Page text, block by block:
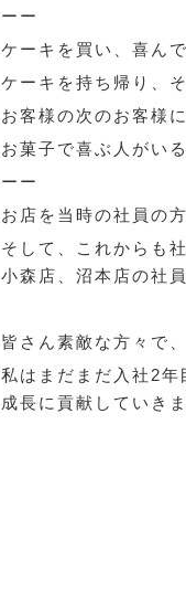
ーー
ケーキを買い、喜ん
ケーキを持ち帰り、
お客様の次のお客様
お菓子で喜ぶ人がい
ーー
お店を当時の社員の
そして、これからも
小森店、沼本店の社
皆さん素敵な方々で
私はまだまだ入社2
成長に貢献していきま